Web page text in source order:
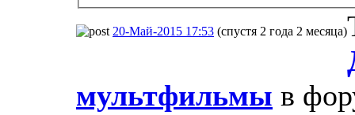
20-Май-2015 17:53 (спустя 2 года 2 месяца)
мультфильмы в